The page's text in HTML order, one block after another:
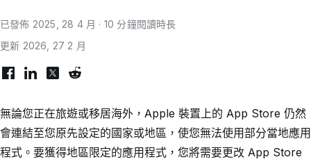
已發佈 2025, 28 4 月 · 10 分鐘閱讀時長
更新 2026, 27 2 月
無論您正在旅遊或移居海外，Apple 裝置上的 App Store 仍然
會連結至您原先設定的國家或地區，使您無法使用部分當地應用
程式。要獲得地區限定的應用程式，您將需要更改 App Store